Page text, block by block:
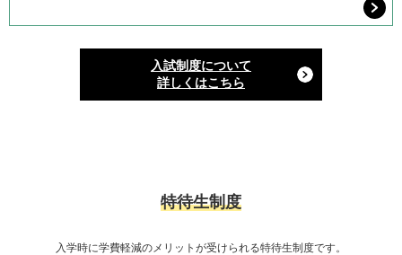
入試制度について
詳しくはこちら
特待生制度
入学時に学費軽減のメリットが受けられる特待生制度です。